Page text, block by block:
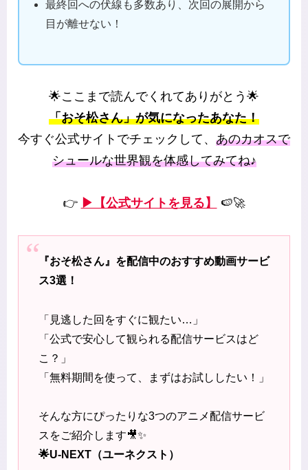
最終回への伏線も多数あり、次回の展開から
目が離せない！
🌟ここまで読んでくれてありがとう🌟
「おそ松さん」が気になったあなた！
今すぐ公式サイトでチェックして、 あのカオスで
シュールな世界観を体感してみてね♪
👉 ▶【公式サイトを見る】 🍉🚀
『おそ松さん』を配信中のおすすめ動画サービ
ス3選！
「見逃した回をすぐに観たい…」
「公式で安心して観られる配信サービスはど
こ？」
「無料期間を使って、まずはお試ししたい！」
そんな方にぴったりな3つのアニメ配信サービ
スをご紹介します🎥✨
🌟U-NEXT（ユーネクスト）